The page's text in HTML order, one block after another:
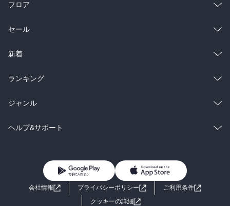
フロア
総合
ラノベ
雑誌・グラビア
BL・TL
セール
総合
ラノベ
雑誌・グラビア
BL・TL
新着
総合
ラノベ
雑誌・グラビア
ランキング
総合
ラノベ
ジャンル
コミック
ライトノベル 男子向けラノベ
小説
ヘルプ&サポート
よくあるご質問 お問い合わせ
会社情報 プライバシーポリシー
ご利用条件
クッキーの詳細